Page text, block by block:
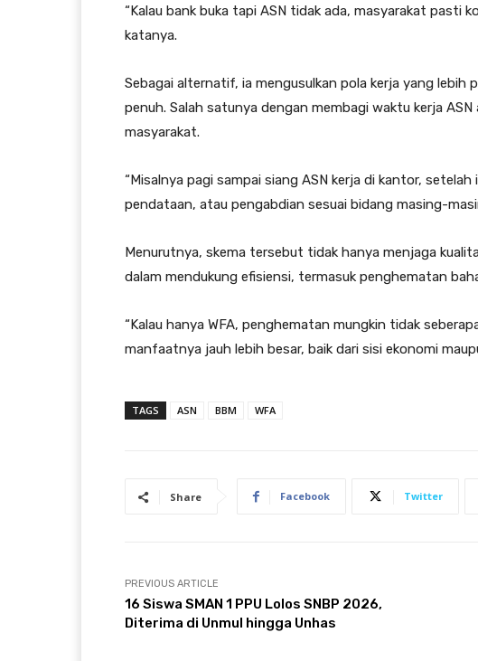
“Kalau bank buka tapi ASN tidak ada, masyarakat pasti
katanya.
Sebagai alternatif, ia mengusulkan pola kerja yang lebih
penuh. Salah satunya dengan membagi waktu kerja
masyarakat.
“Misalnya pagi sampai siang ASN kerja di kantor,
pendataan, atau pengabdian sesuai bidang masing-
Menurutnya, skema tersebut tidak hanya menjaga
dalam mendukung efisiensi, termasuk penghematan
“Kalau hanya WFA, penghematan mungkin tidak
manfaatnya jauh lebih besar, baik dari sisi ekonomi
TAGS ASN BBM WFA
Share Facebook Twitter
PREVIOUS ARTICLE
16 Siswa SMAN 1 PPU Lolos SNBP 2026,
Diterima di Unmul hingga Unhas